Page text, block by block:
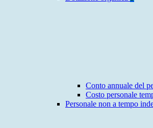
Conto annuale del
Costo personale
Personale non a tempo